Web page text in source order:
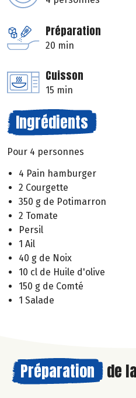
Préparation
20 min
Cuisson
15 min
Ingrédients
Pour 4 personnes
4 Pain hamburger
2 Courgette
350 g de Potimarron
2 Tomate
Persil
1 Ail
40 g de Noix
10 cl de Huile d'olive
150 g de Comté
1 Salade
Préparation de la